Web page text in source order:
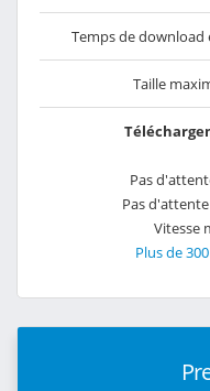
Temps de
Taille
Pas
Pas
Vitesse
Plus de